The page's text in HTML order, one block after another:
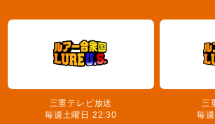
三重テレビ放送
毎週土曜日 22:30
三
毎